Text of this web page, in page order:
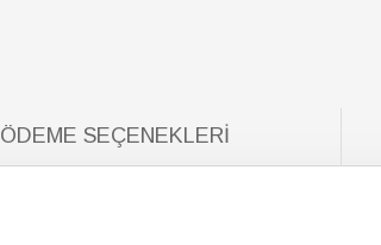
ÖDEME SEÇENEKLERI